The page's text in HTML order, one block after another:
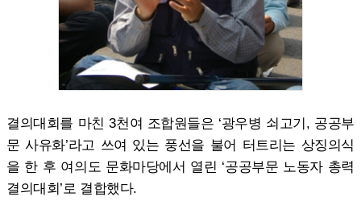
결의대회를 마친 3천여 조합원들은 ‘광우병 쇠고기, 공공부
문 사유화’라고 쓰여 있는 풍선을 불어 터트리는 상징의식
을 한 후 여의도 문화마당에서 열린 ‘공공부문 노동자 총력
결의대회’로 결합했다.